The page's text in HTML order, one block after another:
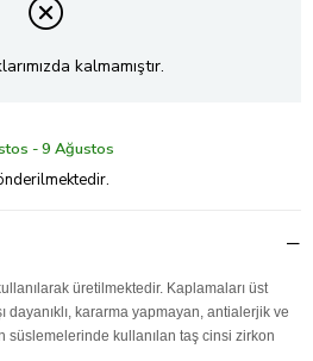
kalmamıştır.
- 9 Ağustos
üretilmektedir. Kaplamaları üst
dayanıklı, kararma yapmayan, antialerjik ve
süslemelerinde kullanılan taş cinsi zirkon